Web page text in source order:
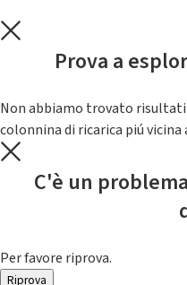
Prova a
Non abbiamo trovato risultati
colonnina di ricarica piú
C'è un
Per favore riprova.
Riprova